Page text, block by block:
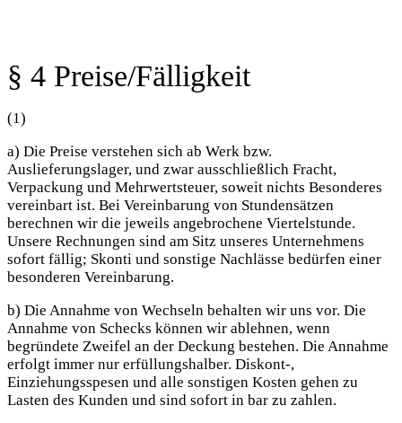
§ 4 Preise/Fälligkeit
(1)
a) Die Preise verstehen sich ab Werk bzw.
Auslieferungslager, und zwar ausschließlich Fracht,
Verpackung und Mehrwertsteuer, soweit nichts Besonderes
vereinbart ist. Bei Vereinbarung von Stundensätzen
berechnen wir die jeweils angebrochene Viertelstunde.
Unsere Rechnungen sind am Sitz unseres Unternehmens
sofort fällig; Skonti und sonstige Nachlässe bedürfen einer
besonderen Vereinbarung.
b) Die Annahme von Wechseln behalten wir uns vor. Die
Annahme von Schecks können wir ablehnen, wenn
begründete Zweifel an der Deckung bestehen. Die Annahme
erfolgt immer nur erfüllungshalber. Diskont-,
Einziehungsspesen und alle sonstigen Kosten gehen zu
Lasten des Kunden und sind sofort in bar zu zahlen.